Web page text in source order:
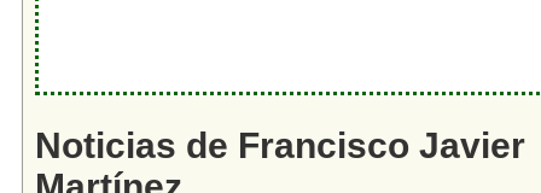
Noticias de Francisco Javier